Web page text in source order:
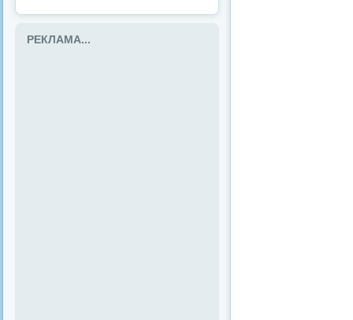
РЕКЛАМА...